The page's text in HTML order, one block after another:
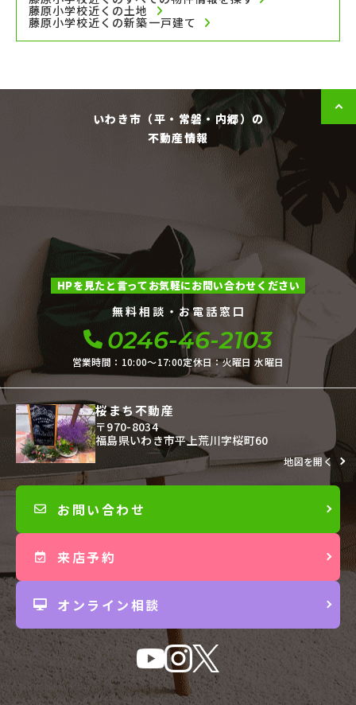
藤原小学校近くの土地
藤原小学校近くの新築一戸建て
いわき市（平・常磐・内郷）の
不動産情報
HPを見たと言ってお気軽にお問い合わせください
無料相談・お電話窓口
0246-46-2103
営業時間：10:00〜17:00定休日：火曜日 水曜日
桜まち不動産
〒970-8034
福島県いわき市平上荒川字桜町60
地図を開く
お問い合わせ
来店予約
オンライン相談